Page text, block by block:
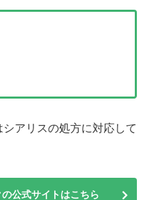
アリスの処方に対応して
公式サイトはこちら